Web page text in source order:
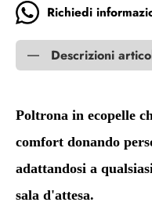
Richiedi
Descrizioni
Poltrona in ecopelle
comfort donando
adattandosi a
sala d'attesa.